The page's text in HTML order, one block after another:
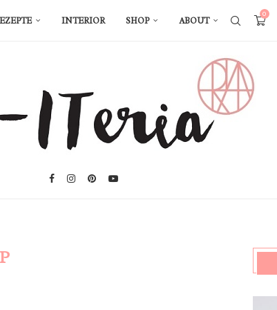
INTERIOR SHOP ABOUT
0